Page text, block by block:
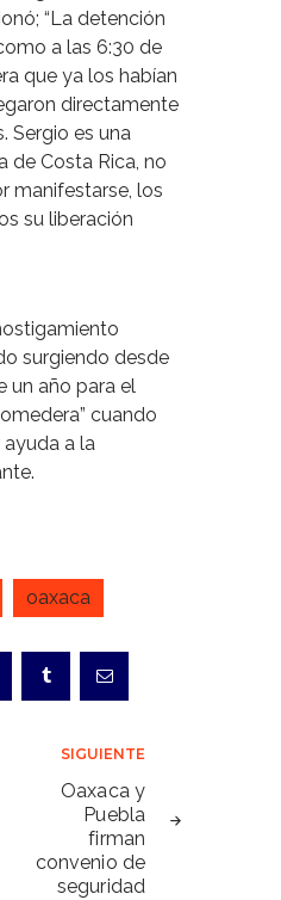
“La detención
a las 6:30 de
que ya los habían
directamente
Sergio es una
de Costa Rica, no
manifestarse, los
su liberación
surgiendo desde
un año para el
cuando
a la
oaxaca
SIGUIENTE
Oaxaca y
Puebla
firman
convenio de
seguridad